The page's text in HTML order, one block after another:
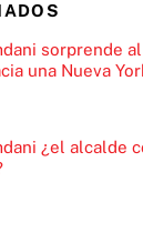
sorprende
una Nueva
¿el alcalde